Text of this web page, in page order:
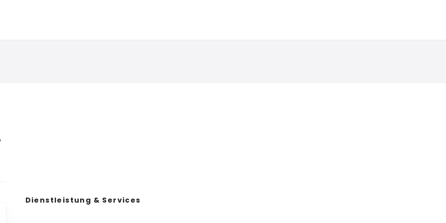
Dienstleistung & Services